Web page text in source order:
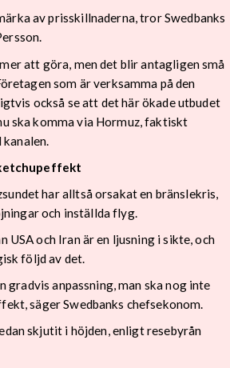
av prisskillnaderna, tror Swedbanks
att göra, men det blir antagligen små
som är verksamma på den
också se att det här ökade utbudet
ska komma via Hormuz, faktiskt
har alltså orsakat en bränslekris,
och inställda flyg.
USA och Iran är en ljusning i sikte, och
följd av det.
gradvis anpassning, man ska nog inte
säger Swedbanks chefsekonom.
skjutit i höjden, enligt resebyrån